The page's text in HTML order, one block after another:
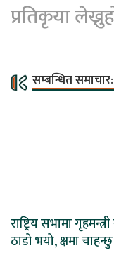
प्रतिकृया
सम्बन्धित समाचार:
राष्ट्रिय सभामा
ठाडो भयो, क्षमा चाहन्छु